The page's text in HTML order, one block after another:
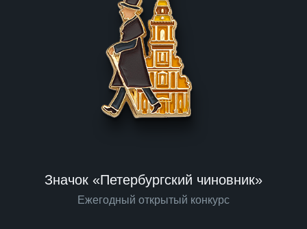
Значок «Петербургский чиновник»
Ежегодный открытый конкурс